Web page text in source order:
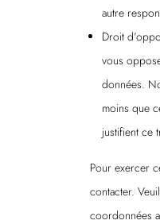
autre
Droit
vous
données.
moins que
justifient ce
Pour exercer
contacter.
coordonnées